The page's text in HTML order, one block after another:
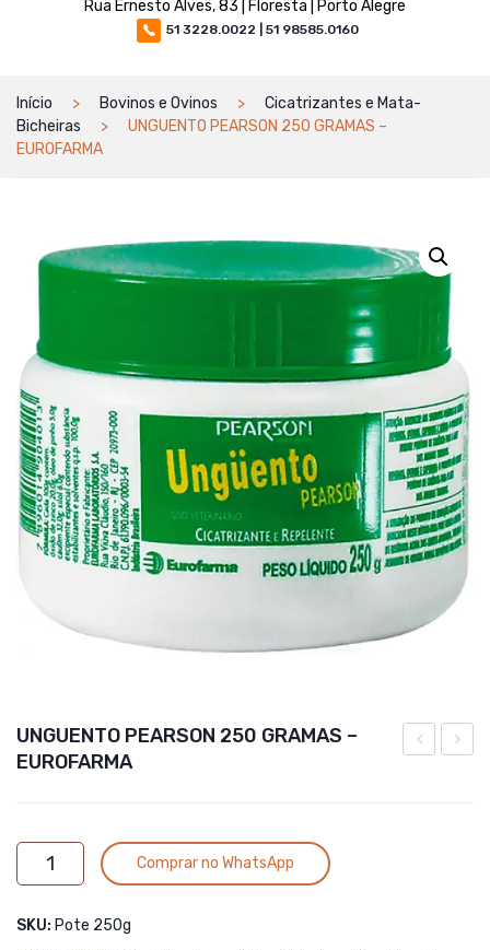
MATERIAIS E EQUIPAMENTOS
Rua Ernesto Alves, 83 | Floresta | Porto Alegre
51 3228.0022 | 51 98585.0160
Início Bovinos e Ovinos
Cicatrizantes e Mata-
Bicheiras
UNGUENTO PEARSON 250 GRAMAS –
EUROFARMA
UNGUENTO PEARSON 250 GRAMAS –
EUROFARMA
UNGUENTO
PEARSON
GRAMAS
Comprar no WhatsApp
SKU: Pote 250g